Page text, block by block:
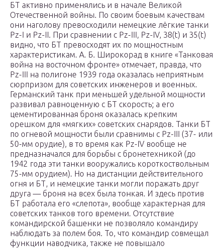
БТ активно применялись и в начале Великой
Отечественной войны. По своим боевым качествам
они наголову превосходили немецкие лёгкие танки
Pz-I и Pz-II. При сравнении с Pz-III, Pz-IV, 38(t) и 35(t)
видно, что БТ превосходят их по мощностным
характеристикам. А. Б. Широкорад в книге «Танковая
война на восточном фронте» отмечает, правда, что
Pz-III на полигоне 1939 года оказалась неприятным
сюрпризом для советских инженеров и военных.
Германский танк при меньшей удельной мощности
развивал равноценную с БТ скорость; а его
цементированная броня оказалась крепким
орешком для «мягких» советских снарядов. Танки БТ
по огневой мощности были сравнимы с Pz-III (37- или
50-мм орудие), в то время как Pz-IV вообще не
предназначался для борьбы с бронетехникой (до
1942 года эти танки вооружались короткоствольным
75-мм орудием). Но на дистанции действительного
огня и БТ, и немецкие танки могли поражать друг
друга — броня на всех была тонкая. И здесь против
БТ работала его «слепота», вообще характерная для
советских танков того времени. Отсутствие
командирской башенки не позволяло командиру
наблюдать за полем боя. То, что командир совмещал
функции наводчика, также не повышало